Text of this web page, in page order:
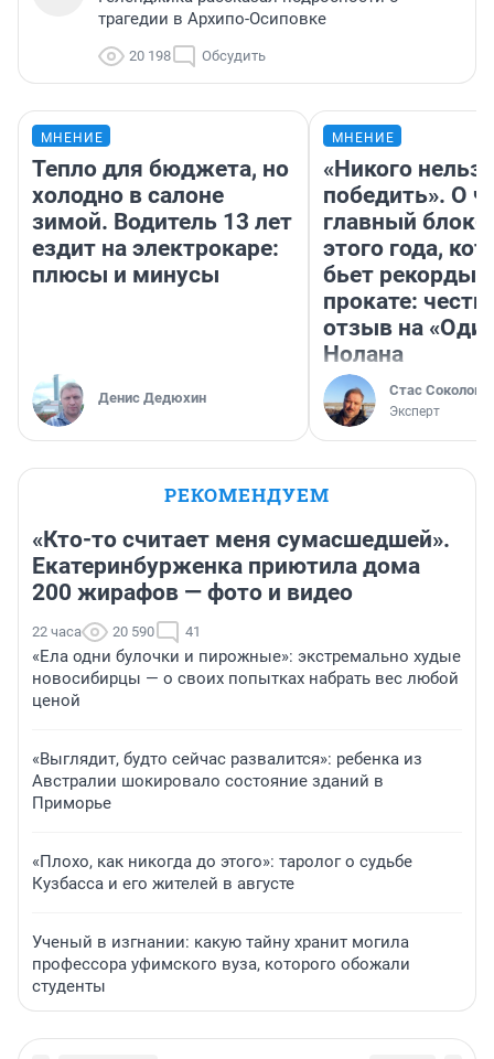
трагедии в Архипо-Осиповке
20 198 Обсудить
МНЕНИЕ
Тепло для бюджета, но
холодно в салоне
зимой. Водитель 13 лет
ездит на электрокаре:
плюсы и минусы
Денис Дедюхин
МНЕНИЕ
«Никого нельзя
победить». О
главный
этого года,
бьет рекорды в
прокате:
отзыв на
Нолана
Стас Соколов
Эксперт
РЕКОМЕНДУЕМ
«Кто-то считает меня сумасшедшей».
Екатеринбурженка приютила дома
200 жирафов — фото и видео
22 часа 20 590 41
«Ела одни булочки и пирожные»: экстремально худые
новосибирцы — о своих попытках набрать вес любой
ценой
«Выглядит, будто сейчас развалится»: ребенка из
Австралии шокировало состояние зданий в
Приморье
«Плохо, как никогда до этого»: таролог о судьбе
Кузбасса и его жителей в августе
Ученый в изгнании: какую тайну хранит могила
профессора уфимского вуза, которого обожали
студенты